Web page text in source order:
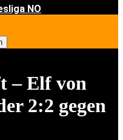
NO
– Elf von
2:2 gegen